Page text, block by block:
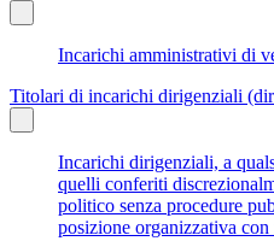
Incarichi amministrativi di
Titolari di incarichi dirigenziali
Incarichi dirigenziali, a
quelli conferiti
politico senza procedure
posizione organizzativa